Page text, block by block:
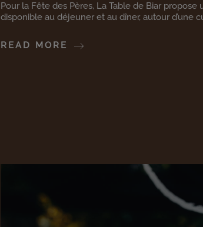
Pour la Fête des Pères, La Table de Biar
disponible au déjeuner et au dîner, autour d’une
READ MORE